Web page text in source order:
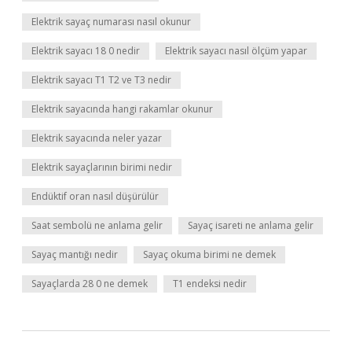
Elektrik sayaç numarası nasıl okunur
Elektrik sayacı 18 0 nedir Elektrik sayacı nasıl ölçüm yapar
Elektrik sayacı T1 T2 ve T3 nedir
Elektrik sayacında hangi rakamlar okunur
Elektrik sayacında neler yazar
Elektrik sayaçlarının birimi nedir
Endüktif oran nasıl düşürülür
Saat sembolü ne anlama gelir Sayaç isareti ne anlama gelir
Sayaç mantığı nedir Sayaç okuma birimi ne demek
Sayaçlarda 28 0 ne demek T1 endeksi nedir